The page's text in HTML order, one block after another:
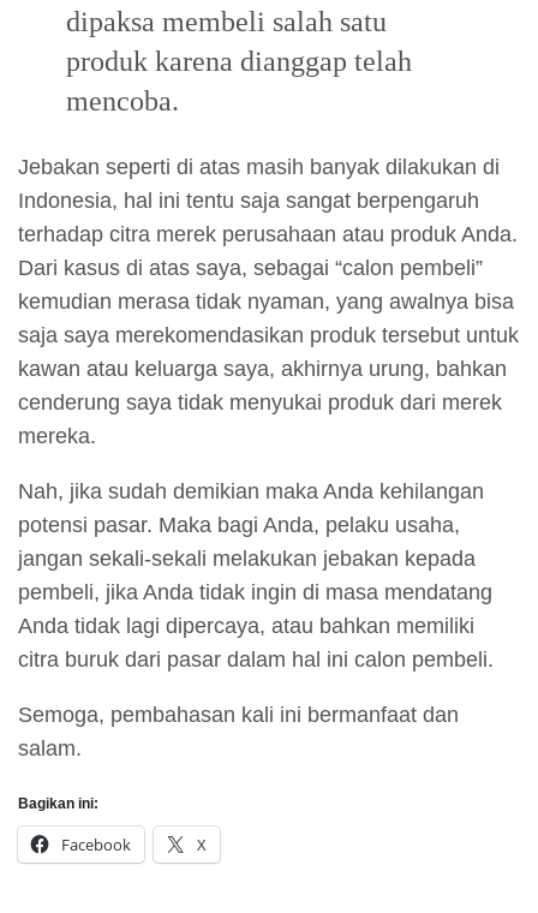
dipaksa membeli salah satu
produk karena dianggap telah
mencoba.
Jebakan seperti di atas masih banyak dilakukan di
Indonesia, hal ini tentu saja sangat berpengaruh
terhadap citra merek perusahaan atau produk Anda.
Dari kasus di atas saya, sebagai “calon pembeli”
kemudian merasa tidak nyaman, yang awalnya bisa
saja saya merekomendasikan produk tersebut untuk
kawan atau keluarga saya, akhirnya urung, bahkan
cenderung saya tidak menyukai produk dari merek
mereka.
Nah, jika sudah demikian maka Anda kehilangan
potensi pasar. Maka bagi Anda, pelaku usaha,
jangan sekali-sekali melakukan jebakan kepada
pembeli, jika Anda tidak ingin di masa mendatang
Anda tidak lagi dipercaya, atau bahkan memiliki
citra buruk dari pasar dalam hal ini calon pembeli.
Semoga, pembahasan kali ini bermanfaat dan
salam.
Bagikan ini:
Facebook X